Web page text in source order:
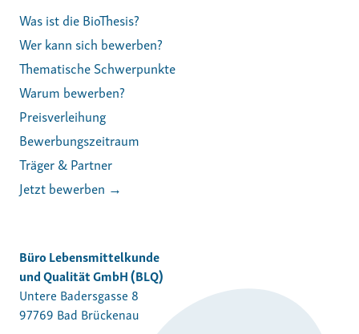
Was ist die BioThesis?
Wer kann sich bewerben?
Thematische Schwerpunkte
Warum bewerben?
Preisverleihung
Bewerbungszeitraum
Träger & Partner
Jetzt bewerben →
Büro Lebensmittelkunde
und Qualität GmbH (BLQ)
Untere Badersgasse 8
97769 Bad Brückenau